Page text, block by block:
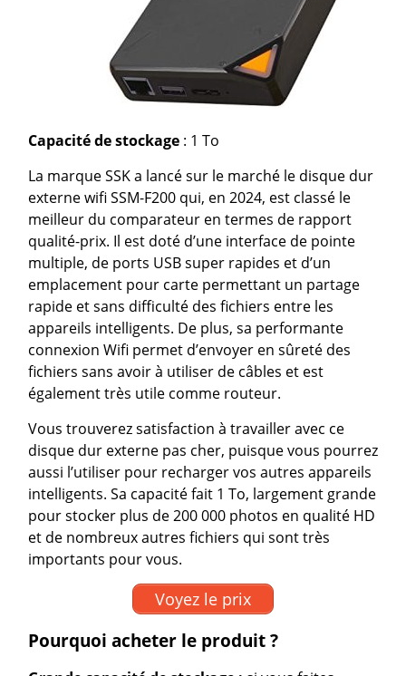
Capacité de stockage : 1 To
La marque SSK a lancé sur le marché le disque dur
externe wifi SSM-F200 qui, en 2024, est classé le
meilleur du comparateur en termes de rapport
qualité-prix. Il est doté d’une interface de pointe
multiple, de ports USB super rapides et d’un
emplacement pour carte permettant un partage
rapide et sans difficulté des fichiers entre les
appareils intelligents. De plus, sa performante
connexion Wifi permet d’envoyer en sûreté des
fichiers sans avoir à utiliser de câbles et est
également très utile comme routeur.
Vous trouverez satisfaction à travailler avec ce
disque dur externe pas cher, puisque vous pourrez
aussi l’utiliser pour recharger vos autres appareils
intelligents. Sa capacité fait 1 To, largement grande
pour stocker plus de 200 000 photos en qualité HD
et de nombreux autres fichiers qui sont très
importants pour vous.
Voyez le prix
Pourquoi acheter le produit ?